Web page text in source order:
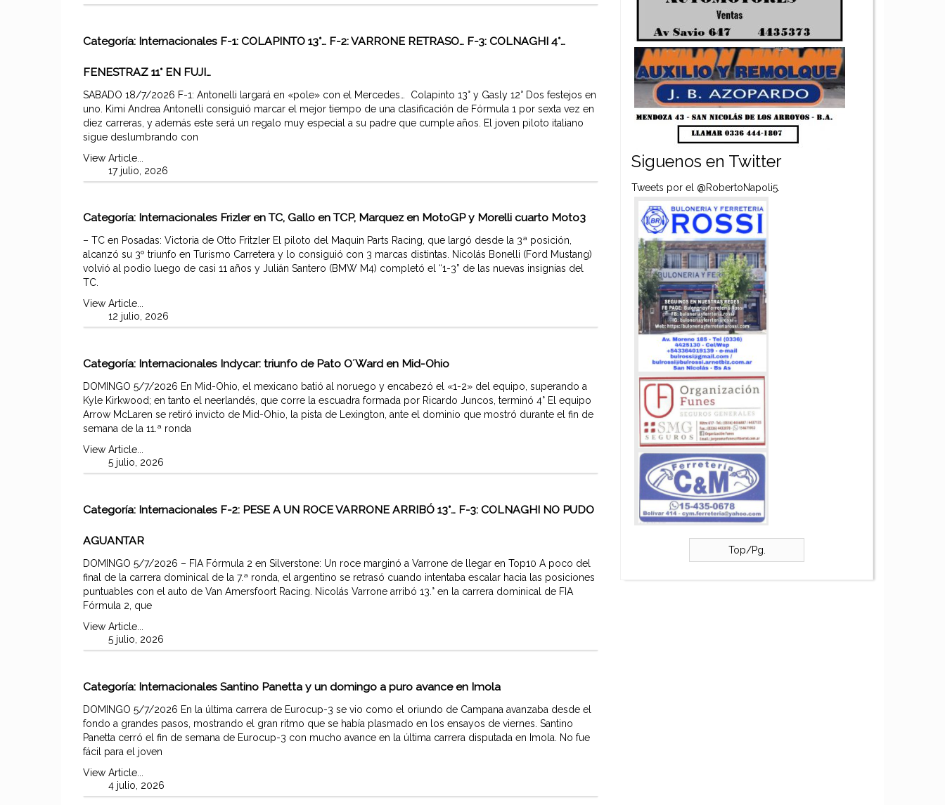
Categoría: Internacionales F-1: COLAPINTO 13°… F-2: VARRONE RETRASO… F-3: COLNAGHI 4°…
FENESTRAZ 11° EN FUJI…
SABADO 18/7/2026 F-1: Antonelli largará en «pole» con el Mercedes… Colapinto 13° y Gasly 12° Dos festejos en
uno. Kimi Andrea Antonelli consiguió marcar el mejor tiempo de una clasificación de Fórmula 1 por sexta vez en
diez carreras, y además este será un regalo muy especial a su padre que cumple años. El joven piloto italiano
sigue deslumbrando con
View Article...
17 julio, 2026
Categoría: Internacionales Frizler en TC, Gallo en TCP, Marquez en MotoGP y Morelli cuarto Moto3
– TC en Posadas: Victoria de Otto Fritzler El piloto del Maquin Parts Racing, que largó desde la 3ª posición,
alcanzó su 3º triunfo en Turismo Carretera y lo consiguió con 3 marcas distintas. Nicolás Bonelli (Ford Mustang)
volvió al podio luego de casi 11 años y Julián Santero (BMW M4) completó el “1-3” de las nuevas insignias del
TC.
View Article...
12 julio, 2026
Categoría: Internacionales Indycar: triunfo de Pato O´Ward en Mid-Ohio
DOMINGO 5/7/2026 En Mid-Ohio, el mexicano batió al noruego y encabezó el «1-2» del equipo, superando a
Kyle Kirkwood; en tanto el neerlandés, que corre la escuadra formada por Ricardo Juncos, terminó 4° El equipo
Arrow McLaren se retiró invicto de Mid-Ohio, la pista de Lexington, ante el dominio que mostró durante el fin de
semana de la 11.ª ronda
View Article...
5 julio, 2026
Categoría: Internacionales F-2: PESE A UN ROCE VARRONE ARRIBÓ 13°… F-3: COLNAGHI NO PUDO
AGUANTAR
DOMINGO 5/7/2026 – FIA Fórmula 2 en Silverstone: Un roce marginó a Varrone de llegar en Top10 A poco del
final de la carrera dominical de la 7.ª ronda, el argentino se retrasó cuando intentaba escalar hacia las posiciones
puntuables con el auto de Van Amersfoort Racing. Nicolás Varrone arribó 13.° en la carrera dominical de FIA
Fórmula 2, que
View Article...
5 julio, 2026
Categoría: Internacionales Santino Panetta y un domingo a puro avance en Imola
DOMINGO 5/7/2026 En la última carrera de Eurocup-3 se vio como el oriundo de Campana avanzaba desde el
fondo a grandes pasos, mostrando el gran ritmo que se había plasmado en los ensayos de viernes. Santino
Panetta cerró el fin de semana de Eurocup-3 con mucho avance en la última carrera disputada en Imola. No fue
fácil para el joven
View Article...
4 julio, 2026
Siguenos en Twitter
Tweets por el @RobertoNapoli5.
Top/Pg.